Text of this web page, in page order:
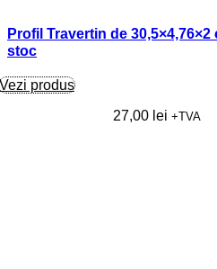
Profil Travertin de
stoc
Vezi produs
27,00 lei +TVA